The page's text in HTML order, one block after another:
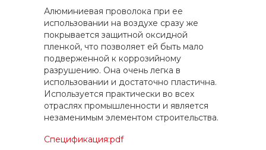
Алюминиевая проволока при ее
использовании на воздухе сразу же
покрывается защитной оксидной
пленкой, что позволяет ей быть мало
подверженной к коррозийному
разрушению. Она очень легка в
использовании и достаточно пластична.
Используется практически во всех
отраслях промышленности и является
незаменимым элементом строительства.
Спецификация:pdf